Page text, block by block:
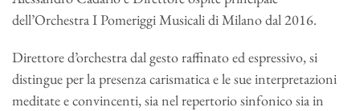
dell’Orchestra I Pomeriggi Musicali di Milano dal 2016.
Direttore d’orchestra dal gesto raffinato ed espressivo, si
distingue per la presenza carismatica e le sue interpretazioni
meditate e convincenti, sia nel repertorio sinfonico sia in